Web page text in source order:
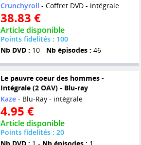
Crunchyroll - Coffret DVD - intégrale
38.83 €
Article disponible
Points fidelités : 100
Nb DVD : 10 - Nb épisodes : 46
Le pauvre coeur des hommes -
Intégrale (2 OAV) - Blu-ray
Kaze- Blu-Ray - intégrale
4.95 €
Article disponible
Points fidelités : 20